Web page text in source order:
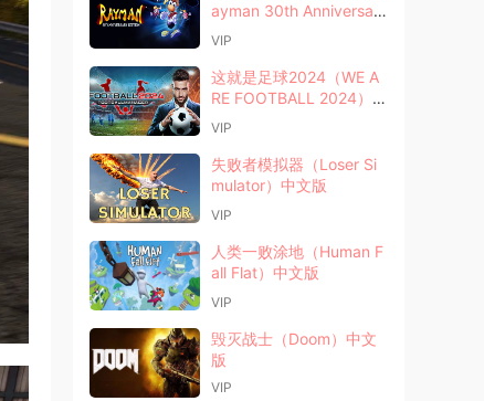
ayman 30th Anniversary
Edition）中文版
VIP
这就是足球2024（WE A
RE FOOTBALL 2024）中
文版
VIP
失败者模拟器（Loser Si
mulator）中文版
VIP
人类一败涂地（Human F
all Flat）中文版
VIP
毁灭战士（Doom）中文
版
VIP